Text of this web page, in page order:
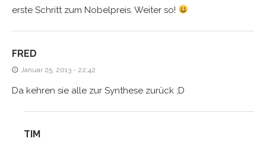
erste Schritt zum Nobelpreis. Weiter so!
FRED
Januar 25, 2013 - 22:42
Da kehren sie alle zur Synthese zurück ;D
TIM